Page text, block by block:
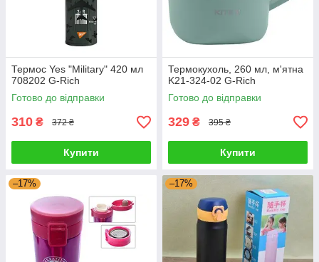
Термос Yes "Military" 420 мл
708202 G-Rich
Готово до відправки
310 ₴ 372 ₴
Купити
Термокухоль, 260 мл, м'ятна
K21-324-02 G-Rich
Готово до відправки
329 ₴ 395 ₴
Купити
–17% –17%